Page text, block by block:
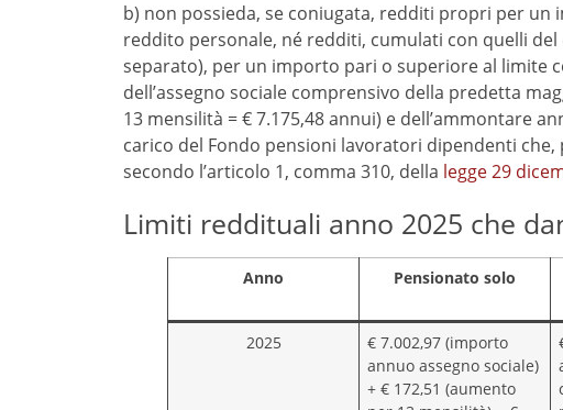
b) non possieda, se coniugata, redditi propri per
reddito personale, né redditi, cumulati con quelli
separato), per un importo pari o superiore al limite
dell’assegno sociale comprensivo della predetta
13 mensilità = € 7.175,48 annui) e dell’ammontare
carico del Fondo pensioni lavoratori dipendenti che,
secondo l’articolo 1, comma 310, della legge 29
Limiti reddituali anno 2025 che
Anno Pensionato solo
2025
€ 7.002,97 (importo
annuo assegno sociale)
+ € 172,51 (aumento